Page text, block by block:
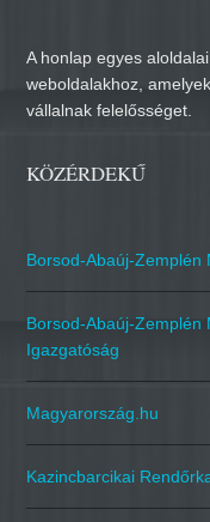
A honlap egyes
weboldalakhoz,
vállalnak felelősséget.
KÖZÉRDEKŰ
Borsod-Abaúj-Zemplén
Borsod-Abaúj-Zemplén
Igazgatóság
Magyarország.hu
Kazincbarcikai